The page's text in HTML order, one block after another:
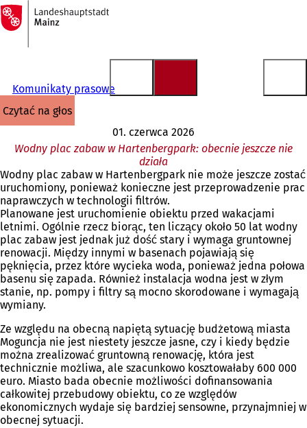
Przejdź do treści
Do
strony
głównej
Komunikaty prasowe
czytać na głos
01. czerwca 2026
Wodny plac zabaw w Hartenbergpark: obecnie jeszcze nie
działa
Wodny plac zabaw w Hartenbergpark nie może jeszcze zostać
uruchomiony, ponieważ konieczne jest przeprowadzenie prac
naprawczych w technologii filtrów.
Planowane jest uruchomienie obiektu przed wakacjami
letnimi. Ogólnie rzecz biorąc, ten liczący około 50 lat wodny
plac zabaw jest jednak już dość stary i wymaga gruntownej
renowacji. Między innymi w basenach pojawiają się
pęknięcia, przez które wycieka woda, ponieważ jedna połowa
basenu się zapada. Również instalacja wodna jest w złym
stanie, np. pompy i filtry są mocno skorodowane i wymagają
wymiany.
Ze względu na obecną napiętą sytuację budżetową miasta
Moguncja nie jest niestety jeszcze jasne, czy i kiedy będzie
można zrealizować gruntowną renowację, która jest
technicznie możliwa, ale szacunkowo kosztowałaby 600 000
euro. Miasto bada obecnie możliwości dofinansowania
całkowitej przebudowy obiektu, co ze względów
ekonomicznych wydaje się bardziej sensowne, przynajmniej w
obecnej sytuacji.